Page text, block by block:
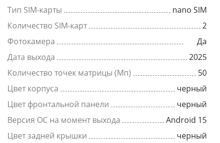
Тип SIM-карты
nano SIM
Количество SIM-карт
2
Фотокамера
Да
Дата выхода
2025
Количество точек матрицы (Мп)
50
Цвет корпуса
черный
Цвет фронтальной панели
черный
Версия ОС на момент выхода
Android 15
Цвет задней крышки
черный